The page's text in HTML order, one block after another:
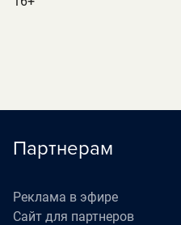
Партнерам
Реклама в эфире
Сайт для партнеров